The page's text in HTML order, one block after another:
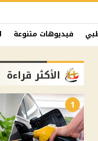
فيديوهات متنوعة
الأكثر قراءة
1